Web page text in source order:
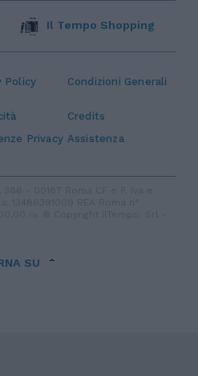
Policy Condizioni Generali
Credits
Privacy Assistenza
Il Tempo Shopping
SU